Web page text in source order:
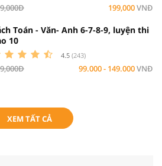
199,000VNĐ
Toán - Văn- Anh 6-7-8-9, luyện thi
10
4.5 (243)
99.000 - 149.000VNĐ
XEM TẤT CẢ